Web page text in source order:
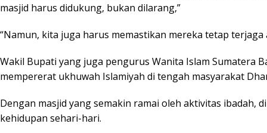
masjid harus didukung, bukan dilarang,”
“Namun, kita juga harus memastikan mereka tetap
Wakil Bupati yang juga pengurus Wanita Islam Sumatera
mempererat ukhuwah Islamiyah di tengah masyarakat
Dengan masjid yang semakin ramai oleh aktivitas ibadah,
kehidupan sehari-hari.